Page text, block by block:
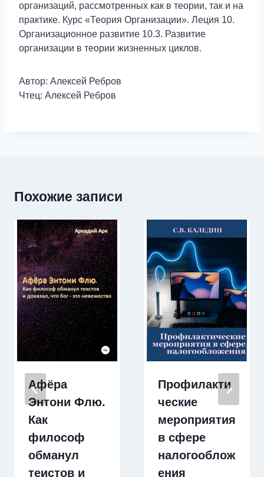
организаций, рассмотренных как в теории, так и на
практике. Курс «Теория Организации». Леция 10.
Организационное развитие 10.3. Развитие
организации в теории жизненных циклов.
Автор: Алексей Ребров
Чтец: Алексей Ребров
Похожие записи
Афёра
Энтони Флю.
Как
философ
обманул
теистов и
Профилакти
ческие
мероприятия
в сфере
налогооблож
ения